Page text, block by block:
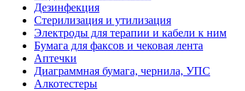
Дезинфекция
Стерилизация и утилизация
Электроды для терапии и кабели к ним
Бумага для факсов и чековая лента
Аптечки
Диаграммная бумага, чернила, УПС
Алкотестеры